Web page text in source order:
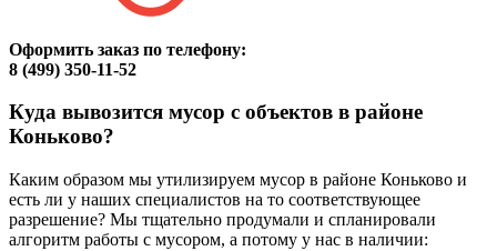
Оформить заказ по телефону:
8 (499) 350-11-52
Куда вывозится мусор с объектов в районе
Коньково?
Каким образом мы утилизируем мусор в районе Коньково и
есть ли у наших специалистов на то соответствующее
разрешение? Мы тщательно продумали и спланировали
алгоритм работы с мусором, а потому у нас в наличии: